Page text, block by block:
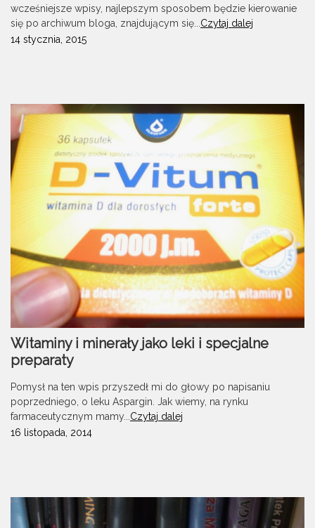
wcześniejsze wpisy, najlepszym sposobem będzie kierowanie
się po archiwum bloga, znajdującym się... Czytaj dalej
14 stycznia, 2015
Witaminy i minerały jako leki i specjalne
preparaty
Pomysł na ten wpis przyszedł mi do głowy po napisaniu
poprzedniego, o leku Aspargin. Jak wiemy, na rynku
farmaceutycznym mamy... Czytaj dalej
16 listopada, 2014